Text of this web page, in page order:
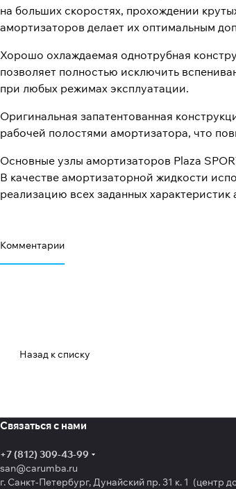
на больших скоростях, прохождении
амортизаторов делает их оптимальным
Хорошо охлаждаемая однотрубная
позволяет полностью исключить
при любых режимах эксплуатации.
Оригинальная запатентованная
рабочей полостями амортизатора, что
Основные узлы амортизаторов Plaza
В качестве амортизаторной жидкости
реализацию всех заданных
Комментарии
Назад к списку
Связаться с нами
+7 (812) 309-43-99
san@carumba.ru
г. Санкт-Петербург, Дунайский пр. 31 к. 1 (центр